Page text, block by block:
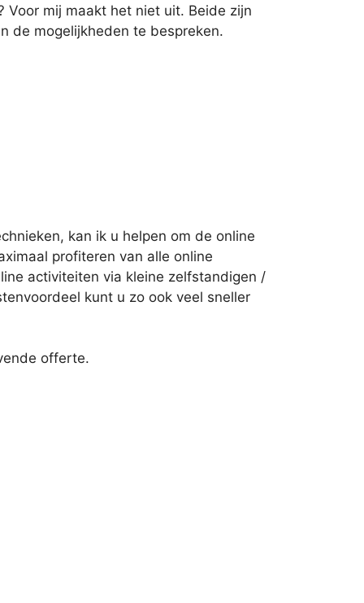
Voor mij maakt het niet uit. Beide zijn
de mogelijkheden te bespreken.
kan ik u helpen om de online
profiteren van alle online
activiteiten via kleine zelfstandigen /
kunt u zo ook veel sneller
offerte.